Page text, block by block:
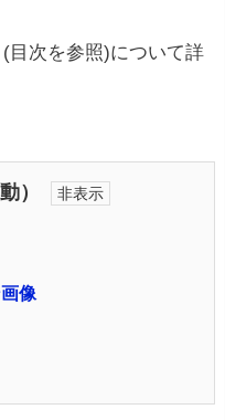
目次を参照)について詳
）
像